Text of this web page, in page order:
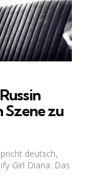
Szene zu
deutsch,
Girl Diana. Das